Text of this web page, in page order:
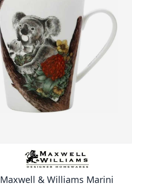
Maxwell & Williams Marini